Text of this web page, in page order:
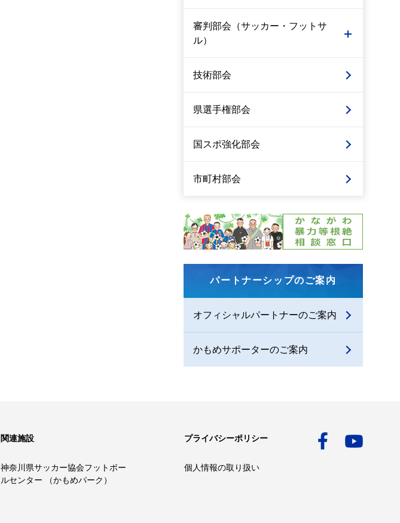
審判部会（サッカー・フットサ
ル）
技術部会
県選手権部会
国スポ強化部会
市町村部会
パートナーシップのご案内
オフィシャルパートナーのご案内
かもめサポーターのご案内
関連施設
神奈川県サッカー協会フットボー
ルセンター （かもめパーク）
プライバシーポリシー
個人情報の取り扱い